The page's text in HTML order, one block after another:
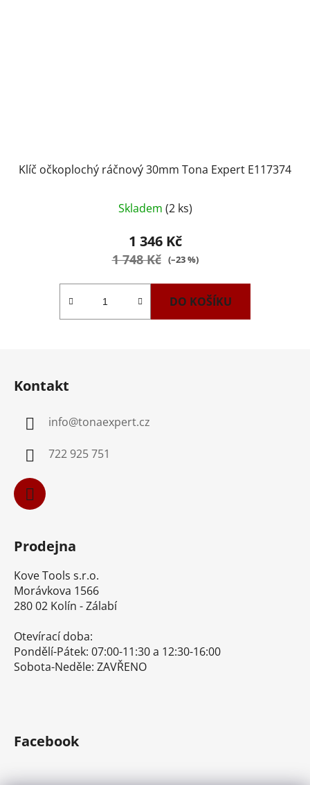
Klíč očkoplochý ráčnový 30mm Tona Expert E117374
Skladem (2 ks)
1 346 Kč
1 748 Kč (–23 %)
DO KOŠÍKU
Kontakt
info@tonaexpert.cz
722 925 751
Prodejna
Kove Tools s.r.o.
Morávkova 1566
280 02 Kolín - Zálabí
Otevírací doba:
Pondělí-Pátek: 07:00-11:30 a 12:30-16:00
Sobota-Neděle: ZAVŘENO
Facebook